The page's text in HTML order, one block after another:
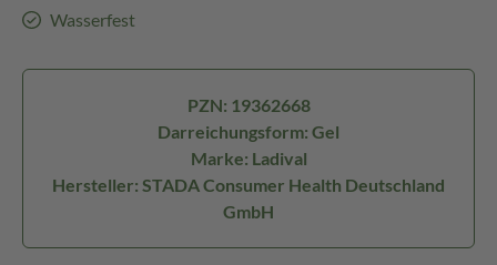
Wasserfest
PZN: 19362668
Darreichungsform: Gel
Marke: Ladival
Hersteller: STADA Consumer Health Deutschland
GmbH